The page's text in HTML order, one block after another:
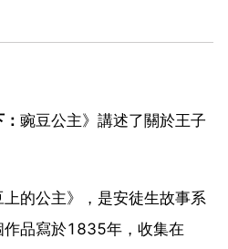
豌豆公主》講述了關於王子
的公主》，是安徒生故事系
品寫於1835年，收集在